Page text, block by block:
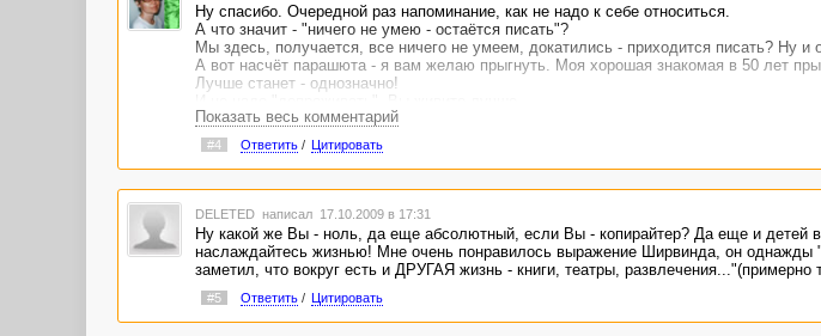
Ну спасибо. Очередной раз напоминание, как не надо к себе относиться.
А что значит - "ничего не умею - остаётся писать"?
Мы здесь, получается, все ничего не умеем, докатились - приходится писать? Ну и
А вот насчёт парашюта - я вам желаю прыгнуть. Моя хорошая знакомая в 50 лет
Лучше станет - однозначно!
И рекомендую книги Синельникова почитать - мне помогло... :)
Показать весь комментарий
#4 Ответить/ Цитировать
DELETED написал 17.10.2009 в 17:31
Ну какой же Вы - ноль, да еще абсолютный, если Вы - копирайтер? Да еще и детей
наслаждайтесь жизнью! Мне очень понравилось выражение Ширвинда, он однажды
заметил, что вокруг есть и ДРУГАЯ жизнь - книги, театры,
#5 Ответить/ Цитировать